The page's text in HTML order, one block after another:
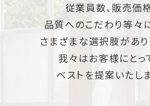
従業員数、販売価格
品質へのこだわり等々
さまざまな選択肢があり
我々はお客様にとっ
ベストを提案いたしま